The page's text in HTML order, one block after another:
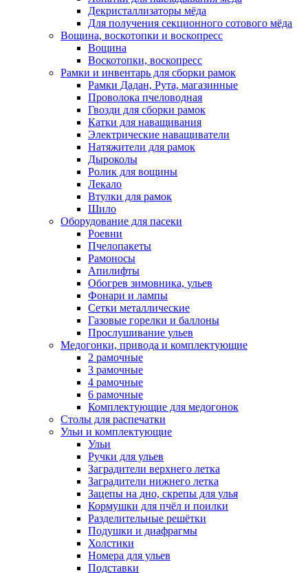
Декристаллизаторы мёда
Для получения секционного сотового мёда
Вощина, воскотопки и воскопресс
Вощина
Воскотопки, воскопресс
Рамки и инвентарь для сборки рамок
Рамки Дадан, Рута, магазинные
Проволока пчеловодная
Гвозди для сборки рамок
Катки для наващивания
Электрические наващиватели
Натяжители для рамок
Дыроколы
Ролик для вощины
Лекало
Втулки для рамок
Шило
Оборудование для пасеки
Роевни
Пчелопакеты
Рамоносы
Апилифты
Обогрев зимовника, ульев
Фонари и лампы
Сетки металлические
Газовые горелки и баллоны
Прослушивание ульев
Медогонки, привода и комплектующие
2 рамочные
3 рамочные
4 рамочные
6 рамочные
Комплектующие для медогонок
Столы для распечатки
Ульи и комплектующие
Ульи
Ручки для ульев
Заградители верхнего летка
Заградители нижнего летка
Зацепы на дно, скрепы для улья
Кормушки для пчёл и поилки
Разделительные решётки
Подушки и диафрагмы
Холстики
Номера для ульев
Подставки